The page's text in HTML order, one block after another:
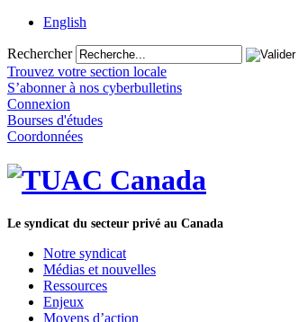
English
Rechercher
Trouvez votre section locale
S’abonner à nos cyberbulletins
Connexion
Bourses d'études
Coordonnées
Le syndicat du secteur privé au Canada
Notre syndicat
Médias et nouvelles
Ressources
Enjeux
Moyens d’action